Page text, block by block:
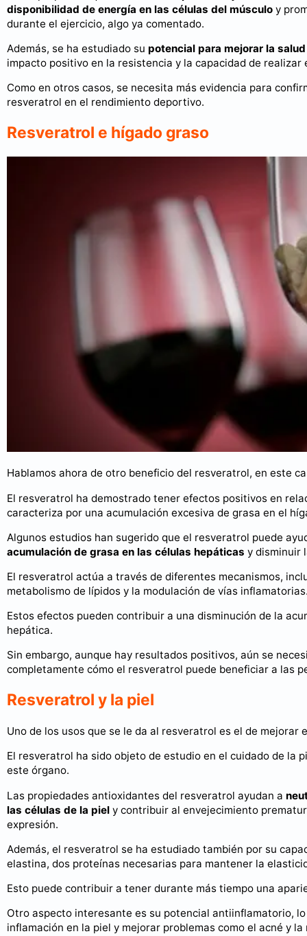
disponibilidad de energía en las células del músculo y
durante el ejercicio, algo ya comentado.
Además, se ha estudiado su potencial para mejorar la
impacto positivo en la resistencia y la capacidad de realizar
Como en otros casos, se necesita más evidencia para
resveratrol en el rendimiento deportivo.
Resveratrol e hígado graso
Hablamos ahora de otro beneficio del resveratrol, en este
El resveratrol ha demostrado tener efectos positivos en
caracteriza por una acumulación excesiva de grasa en el
Algunos estudios han sugerido que el resveratrol puede
acumulación de grasa en las células hepáticas y disminuir
El resveratrol actúa a través de diferentes mecanismos,
metabolismo de lípidos y la modulación de vías
Estos efectos pueden contribuir a una disminución de la
hepática.
Sin embargo, aunque hay resultados positivos, aún se
completamente cómo el resveratrol puede beneficiar a las
Resveratrol y la piel
Uno de los usos que se le da al resveratrol es el de mejorar
El resveratrol ha sido objeto de estudio en el cuidado de la
este órgano.
Las propiedades antioxidantes del resveratrol ayudan a
las células de la piel y contribuir al envejecimiento
expresión.
Además, el resveratrol se ha estudiado también por su
elastina, dos proteínas necesarias para mantener la
Esto puede contribuir a tener durante más tiempo una
Otro aspecto interesante es su potencial antiinflamatorio,
inflamación en la piel y mejorar problemas como el acné y la